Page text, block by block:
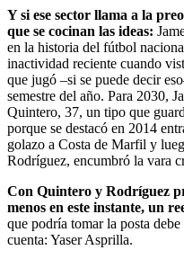
Y si ese sector llama a la
que se cocinan las ideas:
en la historia del fútbol
inactividad reciente cuando
que jugó –si se puede decir
semestre del año. Para 2030,
Quintero, 37, un tipo que
porque se destacó en 2014
golazo a Costa de Marfil y
Rodríguez, encumbró la vara
Con Quintero y Rodríguez
menos en este instante, un
que podría tomar la posta
cuenta: Yaser Asprilla.